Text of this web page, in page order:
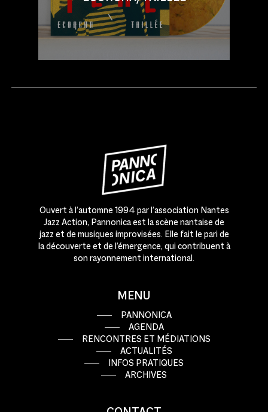
Ouvert à l’automne 1994 par l’association Nantes
Jazz Action, Pannonica est la scène nantaise de
jazz et de musiques improvisées. Elle fait le pari de
la découverte et de l’émergence, qui contribuent à
son rayonnement international.
MENU
PANNONICA
AGENDA
RENCONTRES ET MÉDIATIONS
ACTUALITÉS
INFOS PRATIQUES
ARCHIVES